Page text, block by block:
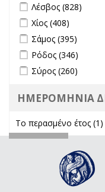
Apply Λέσβος filter
Λέσβος (828)
Apply Χίος filter
Χίος (408)
Apply Σάμος filter
Σάμος (395)
Apply Ρόδος filter
Ρόδος (346)
Apply Σύρος filter
Σύρος (260)
ΗΜΕΡΟΜΗΝΙΑ
Το περασμένο έτος (1)